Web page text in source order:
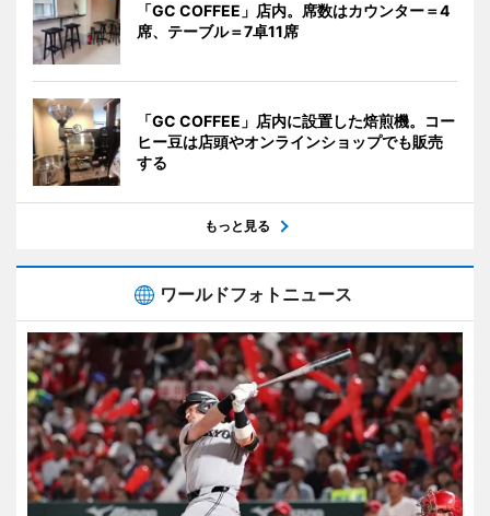
「GC COFFEE」店内。席数はカウンター＝4
席、テーブル＝7卓11席
「GC COFFEE」店内に設置した焙煎機。コー
ヒー豆は店頭やオンラインショップでも販売
する
もっと見る
ワールドフォトニュース